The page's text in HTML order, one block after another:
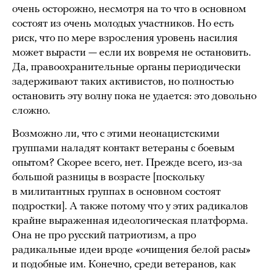
очень осторожно, несмотря на то что в основном
состоят из очень молодых участников. Но есть
риск, что по мере взросления уровень насилия
может вырасти — если их вовремя не остановить.
Да, правоохранительные органы периодически
задерживают таких активистов, но полностью
остановить эту волну пока не удается: это довольно
сложно.
Возможно ли, что с этими неонацистскими
группами наладят контакт ветераны с боевым
опытом? Скорее всего, нет. Прежде всего, из-за
большой разницы в возрасте [поскольку
в милитантных группах в основном состоят
подростки]. А также потому что у этих радикалов
крайне выраженная идеологическая платформа.
Она не про русский патриотизм, а про
радикальные идеи вроде «очищения белой расы»
и подобные им. Конечно, среди ветеранов, как